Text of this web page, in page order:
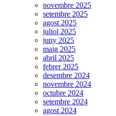
novembre 2025
setembre 2025
agost 2025
juliol 2025
juny 2025
maig 2025
abril 2025
febrer 2025
desembre 2024
novembre 2024
octubre 2024
setembre 2024
agost 2024